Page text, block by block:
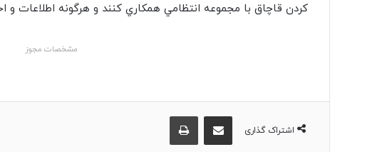
کردن قاچاق با مجموعه انتظامي همکاري کنند و هرگونه اطلاعات و اخبار در این
مشخصات مجوز
اشتراک گذاری